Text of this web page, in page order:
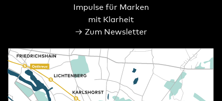
Impulse für Marken
mit Klarheit
→ Zum Newsletter